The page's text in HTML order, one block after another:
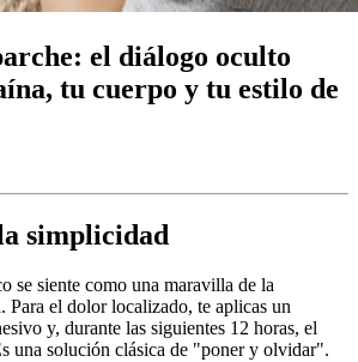
el diálogo oculto
tu cuerpo y tu estilo de
simplicidad
se siente como una maravilla de la
Para el dolor localizado, te aplicas un
y, durante las siguientes 12 horas, el
una solución clásica de "poner y olvidar".